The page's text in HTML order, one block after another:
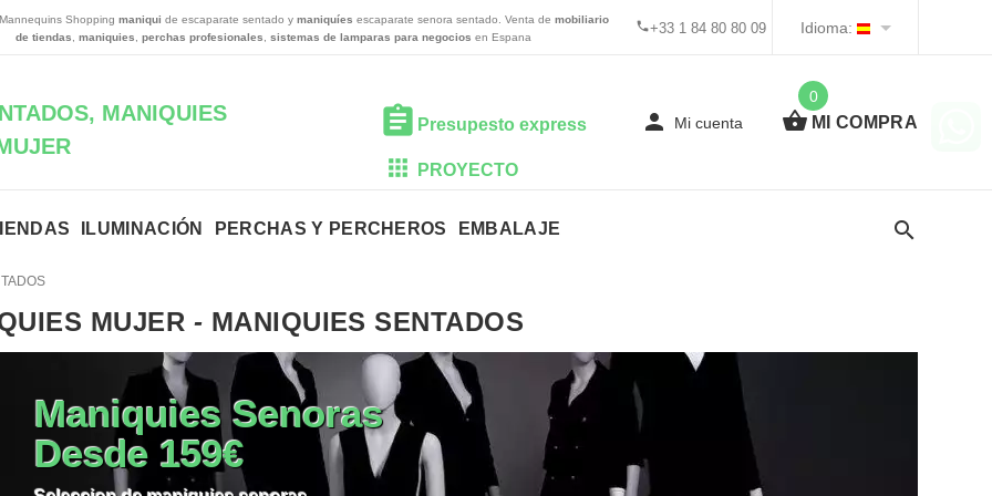
+33 1 84 80 80 09
Shopping maniqui de escaparate sentado y maniquíes escaparate senora sentado. Venta de mobiliario
de tiendas
maniquies perchas profesionales sistemas de lamparas para negocios en Espana
Idioma:
MANIQUIES
Presupesto express
PROYECTO
Mi cuenta
0
MI COMPRA
ILUMINACIÓN PERCHAS Y PERCHEROS EMBALAJE
MUJER - MANIQUIES SENTADOS
Maniquies Senoras
Desde 159€